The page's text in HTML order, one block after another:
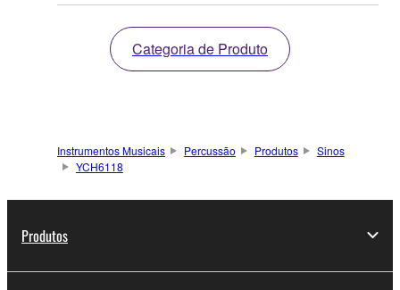
Categoria de Produto
Instrumentos Musicais Percussão Produtos
Sinos
YCH6118
Produtos